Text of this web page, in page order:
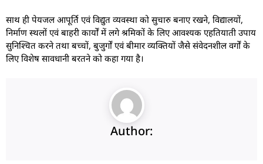
साथ ही पेयजल आपूर्ति एवं विद्युत व्यवस्था को सुचारु बनाए रखने, विद्यालयों,
निर्माण स्थलों एवं बाहरी कार्यों में लगे श्रमिकों के लिए आवश्यक एहतियाती उपाय
सुनिश्चित करने तथा बच्चों, बुजुर्गों एवं बीमार व्यक्तियों जैसे संवेदनशील वर्गों के
लिए विशेष सावधानी बरतने को कहा गया है।
Author: